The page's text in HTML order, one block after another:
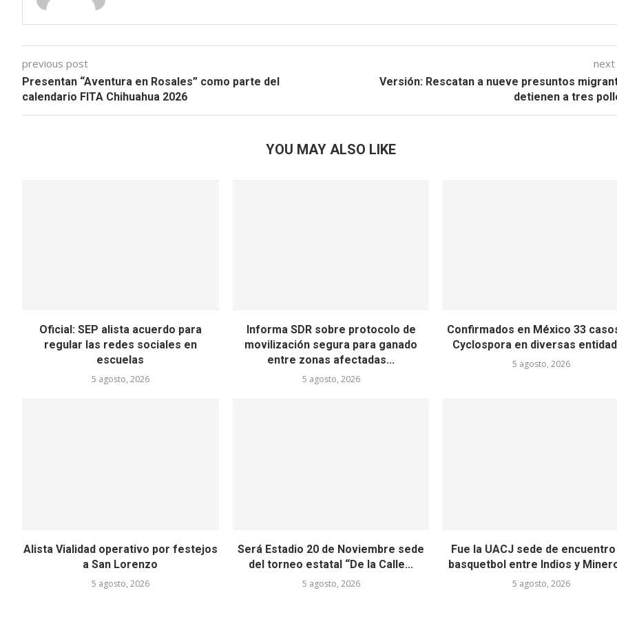
previous post
Presentan “Aventura en Rosales” como parte del
calendario FITA Chihuahua 2026
Versión: Rescatan a nueve presuntos
detienen a tres
YOU MAY ALSO LIKE
Oficial: SEP alista acuerdo para
regular las redes sociales en
escuelas
5 agosto, 2026
Informa SDR sobre protocolo de
movilización segura para ganado
entre zonas afectadas...
5 agosto, 2026
Confirmados en México 33
Cyclospora en diversas
5 agosto, 2026
Alista Vialidad operativo por festejos
a San Lorenzo
5 agosto, 2026
Será Estadio 20 de Noviembre sede
del torneo estatal “De la Calle...
5 agosto, 2026
Fue la UACJ sede de
basquetbol entre Indios y
5 agosto, 2026